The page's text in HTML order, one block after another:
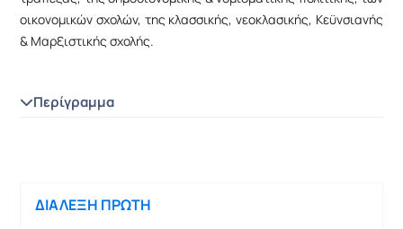
οικονομικών σχολών, της κλασσικής, νεοκλασικής, Κεϋνσιανής
& Μαρξιστικής σχολής.
Περίγραμμα
ΔΙΑΛΕΞΗ ΠΡΩΤΗ